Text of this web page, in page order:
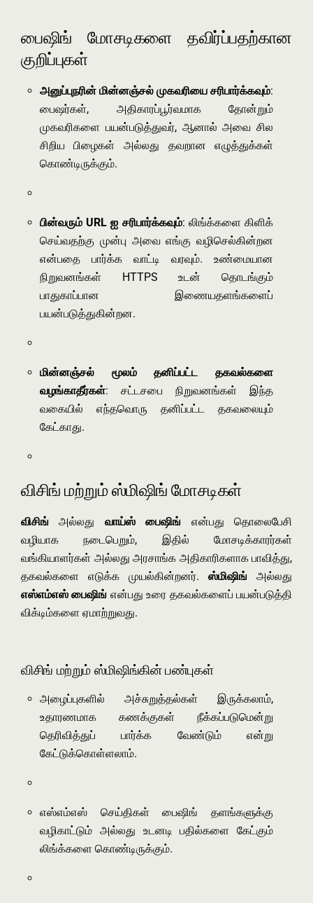
பைஷிங் மோசடிகளை தவிர்ப்பதற்கான
குறிப்புகள்
அனுப்புநரின் மின்னஞ்சல் முகவரியை சரிபார்க்கவும்:
பைஷர்கள், அதிகாரப்பூர்வமாக தோன்றும்
முகவரிகளை பயன்படுத்துவர், ஆனால் அவை சில
சிறிய பிழைகள் அல்லது தவறான எழுத்துக்கள்
கொண்டிருக்கும்.
பின்வரும் URL ஐ சரிபார்க்கவும்: லிங்க்களை கிளிக்
செய்வதற்கு முன்பு அவை எங்கு வழிசெல்கின்றன
என்பதை பார்க்க வாட்டி வரவும். உண்மையான
நிறுவனங்கள் HTTPS உடன் தொடங்கும்
பாதுகாப்பான இணையதளங்களைப்
பயன்படுத்துகின்றன.
மின்னஞ்சல் மூலம் தனிப்பட்ட தகவல்களை
வழங்காதீர்கள்: சட்டசபை நிறுவனங்கள் இந்த
வகையில் எந்தவொரு தனிப்பட்ட தகவலையும்
கேட்காது.
விசிங் மற்றும் ஸ்மிஷிங் மோசடிகள்
விசிங் அல்லது வாய்ஸ் பைஷிங் என்பது தொலைபேசி
வழியாக நடைபெறும், இதில் மோசடிக்காரர்கள்
வங்கியாளர்கள் அல்லது அரசாங்க அதிகாரிகளாக பாவித்து,
தகவல்களை எடுக்க முயல்கின்றனர். ஸ்மிஷிங் அல்லது
எஸ்எம்எஸ் பைஷிங் என்பது உரை தகவல்களைப் பயன்படுத்தி
விக்டிம்களை ஏமாற்றுவது.
விசிங் மற்றும் ஸ்மிஷிங்கின் பண்புகள்
அழைப்புகளில் அச்சுறுத்தல்கள் இருக்கலாம்,
உதாரணமாக கணக்குகள் நீக்கப்படுமென்று
தெரிவித்துப் பார்க்க வேண்டும் என்று
கேட்டுக்கொள்ளலாம்.
எஸ்எம்எஸ் செய்திகள் பைஷிங் தளங்களுக்கு
வழிகாட்டும் அல்லது உடனடி பதில்களை கேட்கும்
லிங்க்களை கொண்டிருக்கும்.